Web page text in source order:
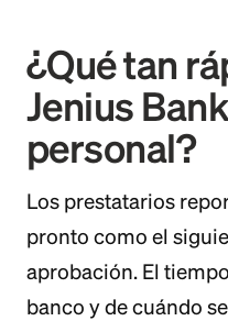
¿Qué tan
Jenius
personal?
Los prestatarios
pronto como el
aprobación. El
banco y de cuándo